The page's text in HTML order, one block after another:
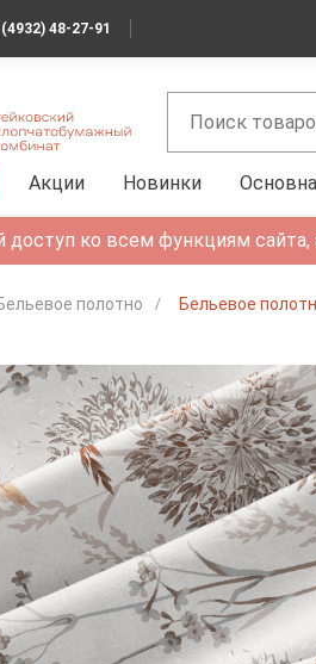
48-27-91
Акции Новинки
доступ ко всем функциям
полотно Бельевое